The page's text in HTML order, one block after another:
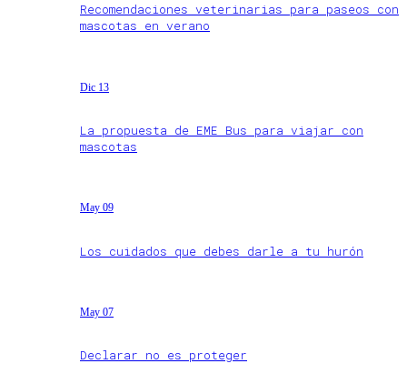
Recomendaciones veterinarias para paseos con
mascotas en verano
Dic 13
La propuesta de EME Bus para viajar con
mascotas
May 09
Los cuidados que debes darle a tu hurón
May 07
Declarar no es proteger